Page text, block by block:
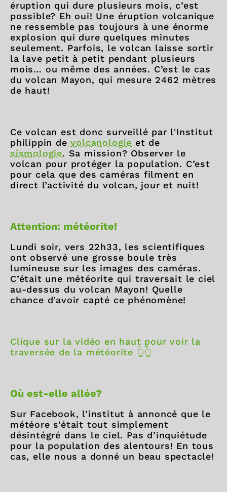
éruption qui dure plusieurs mois, c’est
possible? Eh oui! Une éruption volcanique
ne ressemble pas toujours à une énorme
explosion qui dure quelques minutes
seulement. Parfois, le volcan laisse sortir
la lave petit à petit pendant plusieurs
mois… ou même des années. C’est le cas
du volcan Mayon, qui mesure 2462 mètres
de haut!
Ce volcan est donc surveillé par l'Institut
philippin devolcanologie et de
sismologie. Sa mission? Observer le
volcan pour protéger la population. C’est
pour cela que des caméras filment en
direct l’activité du volcan, jour et nuit!
Attention: météorite!
Lundi soir, vers 22h33, les scientifiques
ont observé une grosse boule très
lumineuse sur les images des caméras.
C’était une météorite qui traversait le ciel
au-dessus du volcan Mayon! Quelle
chance d’avoir capté ce phénomène!
Clique sur la vidéo en haut pour voir la
traversée de la météorite 👆👆
Où est-elle allée?
Sur Facebook, l’institut à annoncé que le
météore s’était tout simplement
désintégré dans le ciel. Pas d’inquiétude
pour la population des alentours! En tous
cas, elle nous a donné un beau spectacle!